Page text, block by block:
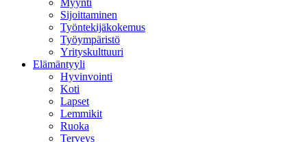
Myynti
Sijoittaminen
Työntekijäkokemus
Työympäristö
Yrityskulttuuri
Elämäntyyli
Hyvinvointi
Koti
Lapset
Lemmikit
Ruoka
Terveys